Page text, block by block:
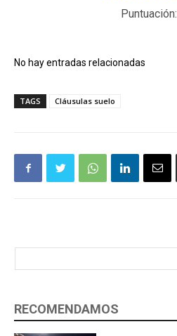
Puntuación:
No hay entradas relacionadas
TAGS Cláusulas suelo
RECOMENDAMOS